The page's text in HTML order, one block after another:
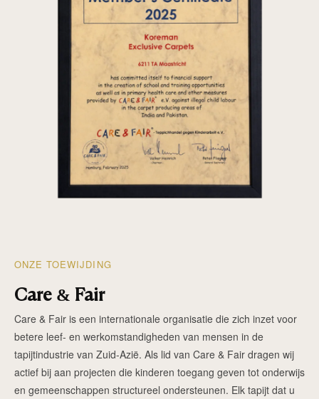
ONZE TOEWIJDING
Care & Fair
Care & Fair is een internationale organisatie die zich inzet voor
betere leef- en werkomstandigheden van mensen in de
tapijtindustrie van Zuid-Azië. Als lid van Care & Fair dragen wij
actief bij aan projecten die kinderen toegang geven tot onderwijs
en gemeenschappen structureel ondersteunen. Elk tapijt dat u